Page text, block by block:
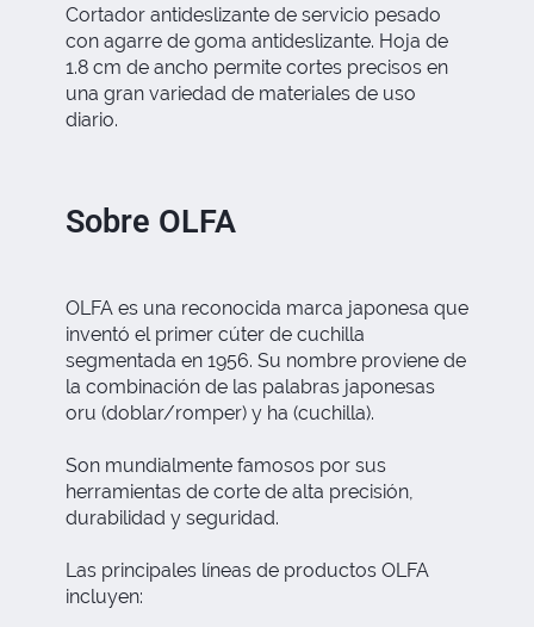
Cortador antideslizante de servicio pesado
con agarre de goma antideslizante. Hoja de
1.8 cm de ancho permite cortes precisos en
una gran variedad de materiales de uso
diario.
Sobre OLFA
OLFA es una reconocida marca japonesa que
inventó el primer cúter de cuchilla
segmentada en 1956. Su nombre proviene de
la combinación de las palabras japonesas
oru (doblar/romper) y ha (cuchilla).
Son mundialmente famosos por sus
herramientas de corte de alta precisión,
durabilidad y seguridad.
Las principales líneas de productos OLFA
incluyen: